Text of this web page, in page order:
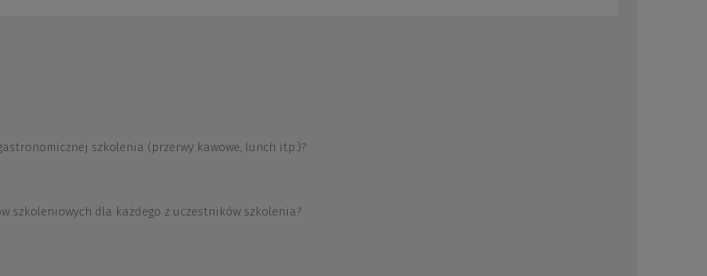
szkolenia (przerwy kawowe, lunch itp.)?
szkoleniowych dla każdego z uczestników szkolenia?